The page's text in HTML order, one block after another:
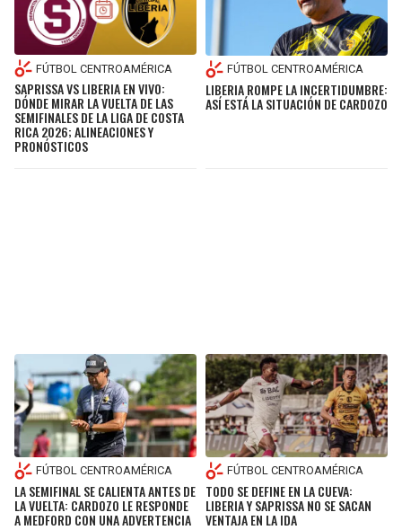
FÚTBOL CENTROAMÉRICA
SAPRISSA VS LIBERIA EN VIVO:
DÓNDE MIRAR LA VUELTA DE LAS
SEMIFINALES DE LA LIGA DE COSTA
RICA 2026; ALINEACIONES Y
PRONÓSTICOS
FÚTBOL CENTROAMÉRICA
LIBERIA ROMPE LA INCERTIDUMBRE:
ASÍ ESTÁ LA SITUACIÓN DE CARDOZO
FÚTBOL CENTROAMÉRICA
LA SEMIFINAL SE CALIENTA ANTES DE
LA VUELTA: CARDOZO LE RESPONDE
A MEDFORD CON UNA ADVERTENCIA
FÚTBOL CENTROAMÉRICA
TODO SE DEFINE EN LA CUEVA:
LIBERIA Y SAPRISSA NO SE SACAN
VENTAJA EN LA IDA